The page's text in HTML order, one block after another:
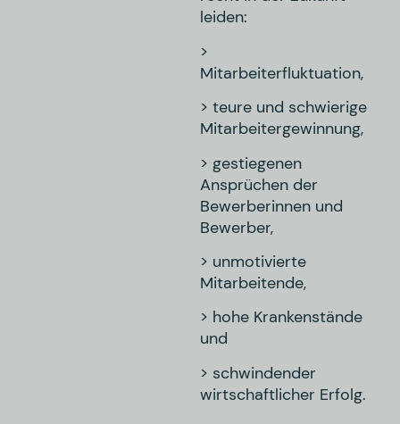
leiden:
>
Mitarbeiterfluktuation,
> teure und schwierige
Mitarbeitergewinnung,
> gestiegenen
Ansprüchen der
Bewerberinnen und
Bewerber,
> unmotivierte
Mitarbeitende,
> hohe Krankenstände
und
> schwindender
wirtschaftlicher Erfolg.